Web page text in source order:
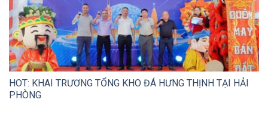
HOT: KHAI TRƯƠNG TỔNG KHO ĐÁ HƯNG THỊNH TẠI HẢI
PHÒNG